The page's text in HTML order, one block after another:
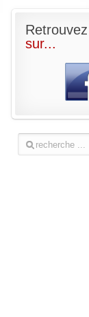
Retrouvez
sur...